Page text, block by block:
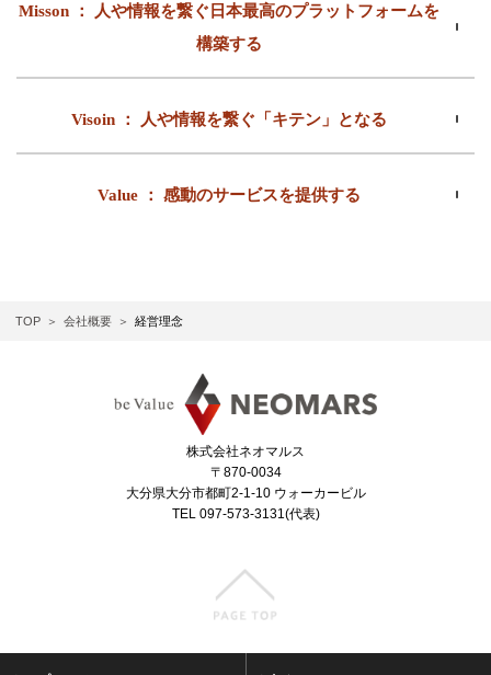
Misson ： 人や情報を繋ぐ日本最高のプラットフォームを
構築する
Visoin ： 人や情報を繋ぐ「キテン」となる
Value ： 感動のサービスを提供する
TOP 会社概要 経営理念
株式会社ネオマルス
〒870-0034
大分県大分市都町2-1-10 ウォーカービル
TEL 097-573-3131(代表)